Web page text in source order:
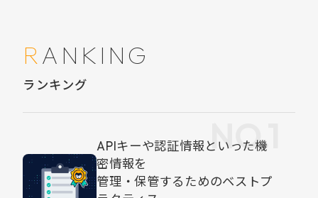
RANKING
ランキング
APIキーや認証情報といった機
密情報を
管理・保管するためのベストプ